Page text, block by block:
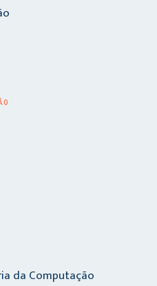
da Computação